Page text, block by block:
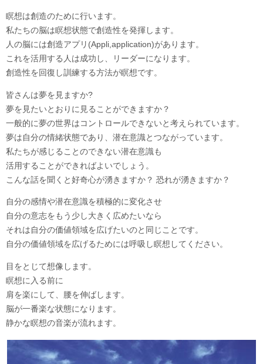
瞑想は創造のために行います。
私たちの脳は瞑想状態で創造性を発揮します。
人の脳には創造アプリ(Appli,application)があります。
これを活用する人は成功し、リーダーになります。
創造性を回復し訓練する方法が瞑想です。
皆さんは夢を見ますか?
夢を見たいとおりに見ることができますか？
一般的に夢の世界はコントロールできないと考えられています。
夢は自分の情緒状態であり、潜在意識とつながっています。
私たちが感じることのできない潜在意識も
活用することができればよいでしょう。
こんな話を聞くと好奇心が湧きますか？ 恐れが湧きますか？
自分の感情や潜在意識を積極的に変化させ
自分の意志をもう少し大きく広めたいなら
それは自分の価値領域を広げたいのと同じことです。
自分の価値領域を広げるためには呼吸し瞑想してください。
目をとじて想像します。
瞑想に入る前に
肩を楽にして、腰を伸ばします。
脳が一番楽な状態になります。
静かな瞑想の音楽が流れます。